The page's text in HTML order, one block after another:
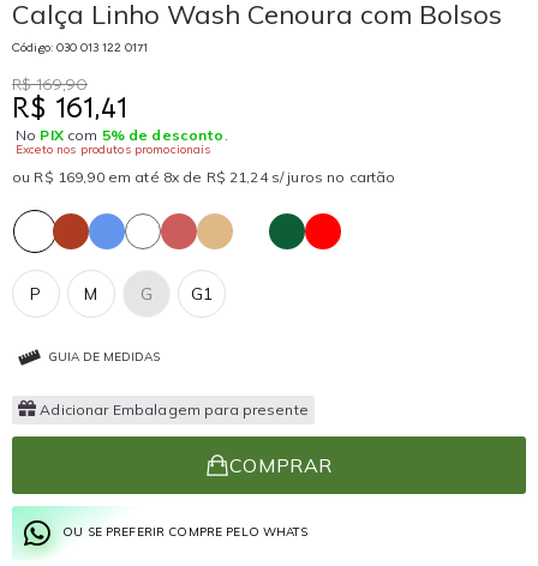
Calça Linho Wash Cenoura com Bolsos
Código: 030 013 122 0171
R$ 169,90
R$ 161,41
No PIXcom 5% de desconto .
Exceto nos produtos promocionais
ou R$ 169,90 em até 8x de R$ 21,24 s/ juros no cartão
G1
G
M
P
GUIA DE MEDIDAS
Adicionar Embalagem para presente
COMPRAR
OU SE PREFERIR COMPRE PELO WHATS